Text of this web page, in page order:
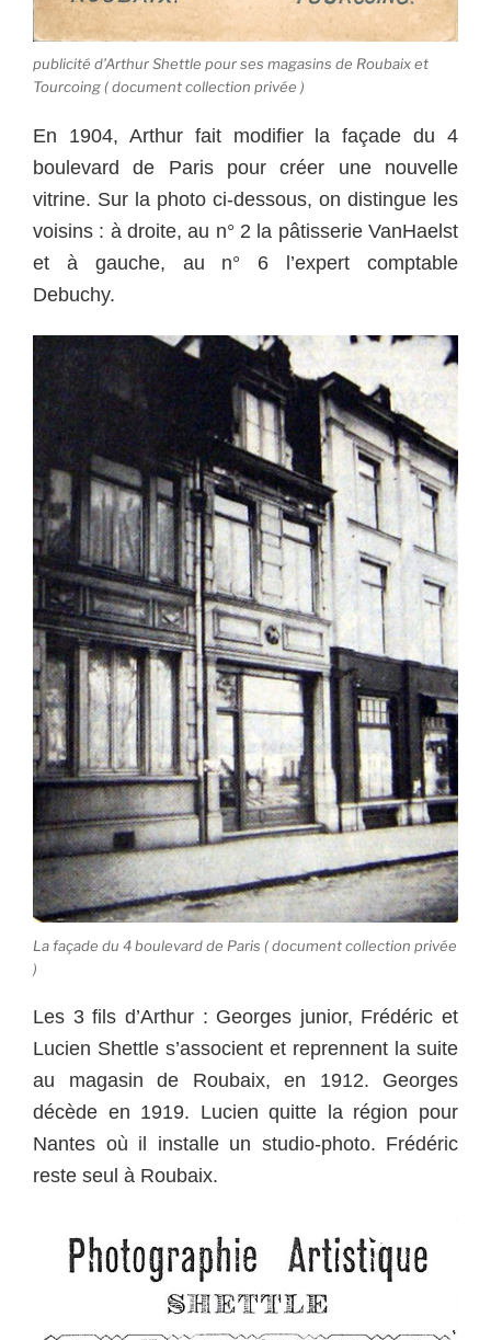
publicité d’Arthur Shettle pour ses magasins de Roubaix et
Tourcoing ( document collection privée )
En 1904, Arthur fait modifier la façade du 4
boulevard de Paris pour créer une nouvelle
vitrine. Sur la photo ci-dessous, on distingue les
voisins : à droite, au n° 2 la pâtisserie VanHaelst
et à gauche, au n° 6 l’expert comptable
Debuchy.
La façade du 4 boulevard de Paris ( document collection privée
)
Les 3 fils d’Arthur : Georges junior, Frédéric et
Lucien Shettle s’associent et reprennent la suite
au magasin de Roubaix, en 1912. Georges
décède en 1919. Lucien quitte la région pour
Nantes où il installe un studio-photo. Frédéric
reste seul à Roubaix.